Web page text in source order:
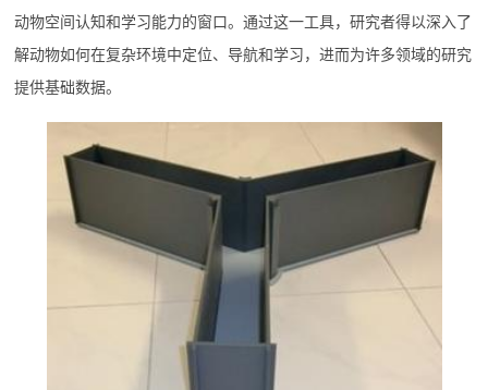
动物空间认知和学习能力的窗口。通过这一工具，研究者得以深入了
解动物如何在复杂环境中定位、导航和学习，进而为许多领域的研究
提供基础数据。